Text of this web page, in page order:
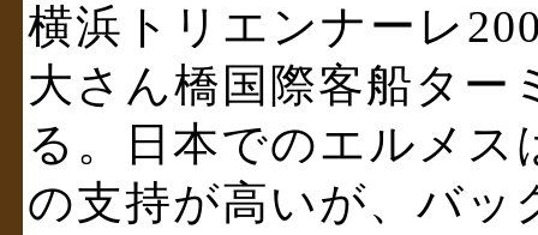
横浜トリエンナーレ
大さん橋国際客船ター
る。日本でのエルメス
の支持が高いが、バッ